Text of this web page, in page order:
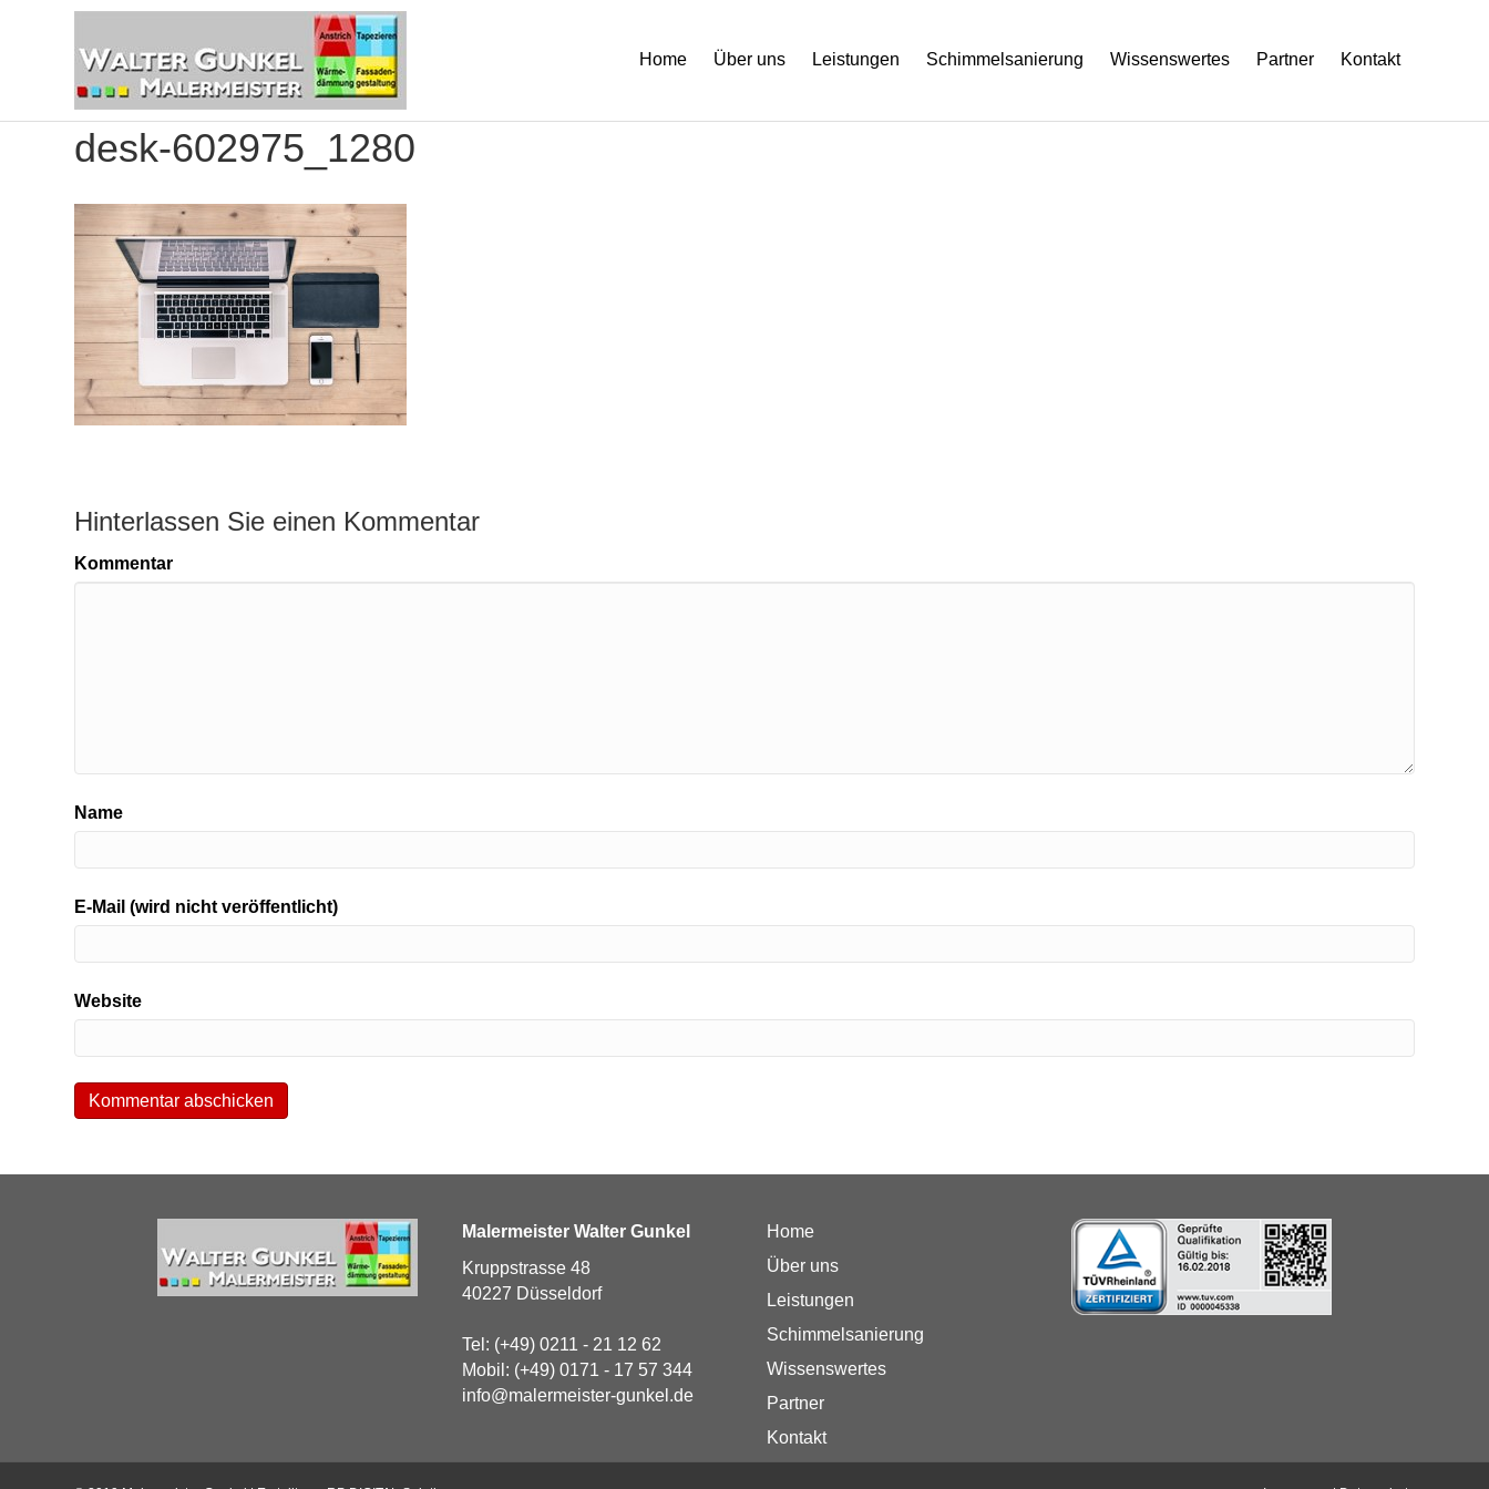
Home Über uns Leistungen Schimmelsanierung Wissenswertes Partner Kontakt
desk-602975_1280
Hinterlassen Sie einen Kommentar
Kommentar
Name
E-Mail (wird nicht veröffentlicht)
Website
Malermeister Walter Gunkel
Kruppstrasse 48
40227 Düsseldorf
Tel: (+49) 0211 - 21 12 62
Mobil: (+49) 0171 - 17 57 344
info@malermeister-gunkel.de
Home
Über uns
Leistungen
Schimmelsanierung
Wissenswertes
Partner
Kontakt